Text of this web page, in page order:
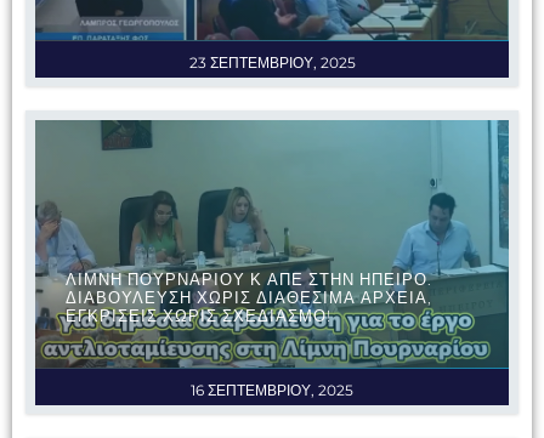
23 ΣΕΠΤΕΜΒΡΙΟΥ, 2025
16 ΣΕΠΤΕΜΒΡΙΟΥ, 2025
ΛΙΜΝΗ ΠΟΥΡΝΑΡΙΟΥ Κ ΑΠΕ ΣΤΗΝ ΗΠΕΙΡΟ.
ΔΙΑΒΟΥΛΕΥΣΗ ΧΩΡΙΣ ΔΙΑΘΕΣΙΜΑ ΑΡΧΕΙΑ,
ΕΓΚΡΙΣΕΙΣ ΧΩΡΙΣ ΣΧΕΔΙΑΣΜΟ!